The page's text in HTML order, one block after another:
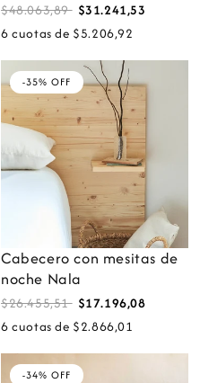
$48.063,89 $31.241,53
6 cuotas de $5.206,92
-35% OFF
Cabecero con mesitas de
noche Nala
$26.455,51 $17.196,08
6 cuotas de $2.866,01
-34% OFF